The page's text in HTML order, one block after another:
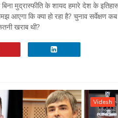
मुद्रास्फीति के शायद हमारे देश के
कि क्या हो रहा है? चुनाव सर्वेक्षण
खराब थी?
Videsh